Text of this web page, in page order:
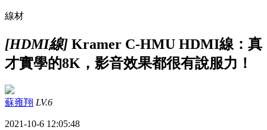
線材
[HDMI線] Kramer C-HMU HDMI線：真
才實學的8K，影音效果都很有說服力！
蘇雍翔 LV.6
2021-10-6 12:05:48